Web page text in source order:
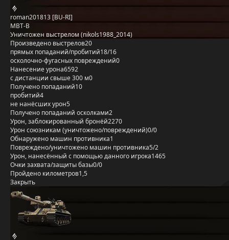
roman201813 [BU-RI]
MBT-B
Уничтожен выстрелом (nikols1988_2014)
Произведено выстрелов20
прямых попаданий/пробитий18/16
осколочно-фугасных повреждений0
Нанесение урона6592
с дистанции свыше 300 м0
Получено попаданий10
пробитий4
не нанёсших урон5
Получено попаданий осколками2
Урон, заблокированный бронёй2270
Урон союзникам (уничтожено/повреждений)0/0
Обнаружено машин противника1
Повреждено/уничтожено машин противника5/2
Урон, нанесённый с помощью данного игрока1465
Очки захвата/защиты базы0/0
Пройдено километров1,5
Закрыть